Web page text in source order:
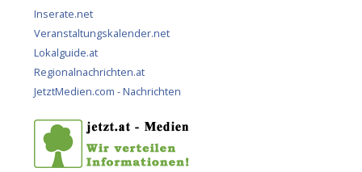
Inserate.net
Veranstaltungskalender.net
Lokalguide.at
Regionalnachrichten.at
JetztMedien.com - Nachrichten